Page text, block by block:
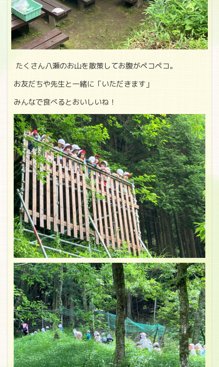
たくさん八瀬のお山を散策してお腹がペコペコ。
お友だちや先生と一緒に「いただきます」
みんなで食べるとおいしいね！